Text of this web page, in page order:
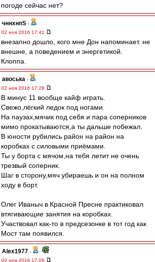
погоде сейчас нет?
чннхнпS -
02 ноя 2016 17:41
внезапно дошло, кого мне Дон напоминает. не
внешне, а поведением и энергетикой.
Клоппа.
авоська -
02 ноя 2016 17:28
В минус 11 вообще кайф играть.
Свежо,лёгкий ледок под ногами.
На паузах,мячик под себя и пара соперников
мимо прокатываются,а ты дальше побежал.
В юности рубились район на район на
коробках с силовыми приёмами.
Ты у борта с мячом,на тебя летит не очень
трезвый соперник.
Шаг в сторону,мяч убираешь и он на полном
ходу в борт.
Олег Иваныч в Красной Пресне практиковал
втягивающие занятия на коробках.
Участвовал как-то в предсезонке в тот год как
Мост там появился.
Alex1977 -
02 ноя 2016 17:06